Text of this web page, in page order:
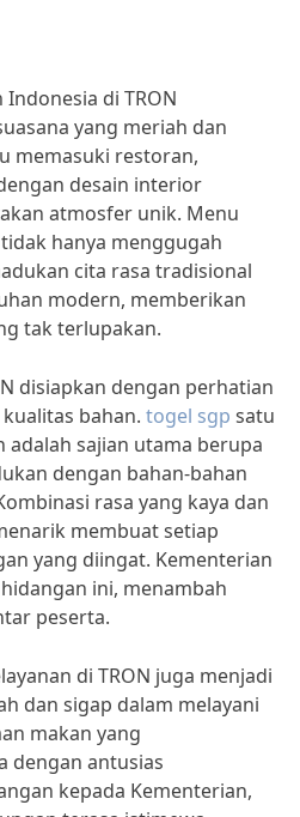
di TRON
yang meriah dan
memasuki restoran,
desain interior
atmosfer unik. Menu
hanya menggugah
cita rasa tradisional
modern, memberikan
tak terlupakan.
disiapkan dengan perhatian
bahan. togel sgp satu
sajian utama berupa
dengan bahan-bahan
rasa yang kaya dan
membuat setiap
yang diingat. Kementerian
ini, menambah
peserta.
di TRON juga menjadi
dan sigap dalam melayani
makan yang
dengan antusias
kepada Kementerian,